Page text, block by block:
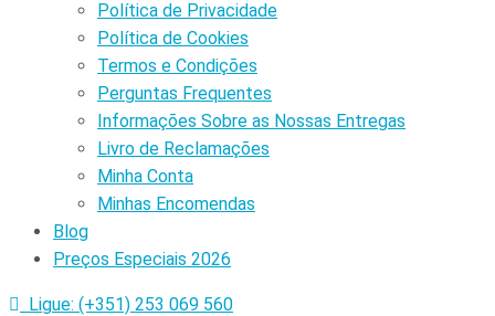
Política de Privacidade
Política de Cookies
Termos e Condições
Perguntas Frequentes
Informações Sobre as Nossas Entregas
Livro de Reclamações
Minha Conta
Minhas Encomendas
Blog
Preços Especiais 2026
Ligue: (+351) 253 069 560